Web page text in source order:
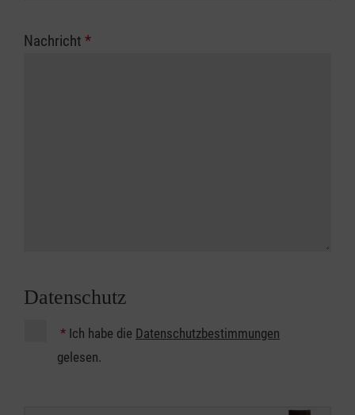
Nachricht *
Datenschutz
* Ich habe die Datenschutzbestimmungen
gelesen.